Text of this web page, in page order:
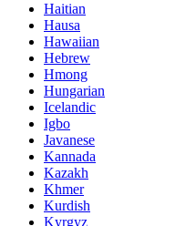
Haitian
Hausa
Hawaiian
Hebrew
Hmong
Hungarian
Icelandic
Igbo
Javanese
Kannada
Kazakh
Khmer
Kurdish
Kyrgyz